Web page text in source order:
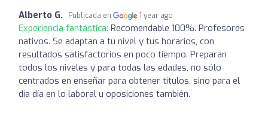
Alberto G. Publicada en 1 year ago
Experiencia fantástica: Recomendable 100%. Profesores
nativos. Se adaptan a tu nivel y tus horarios, con
resultados satisfactorios en poco tiempo. Preparan
todos los niveles y para todas las edades, no sólo
centrados en enseñar para obtener títulos, sino para el
día día en lo laboral u oposiciones también.